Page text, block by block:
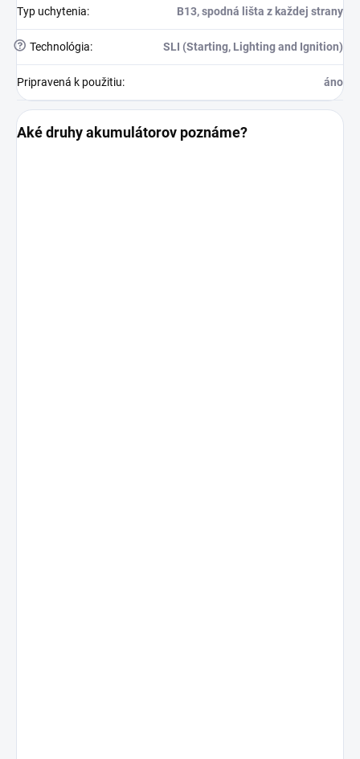
Typ uchytenia: B13, spodná lišta z každej strany
? Technológia: SLI (Starting, Lighting and Ignition)
Pripravená k použitiu: áno
Aké druhy akumulátorov poznáme?